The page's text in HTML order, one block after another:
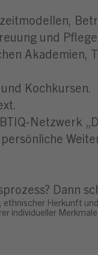
und
Akademien,
Kochkursen.
Netzwerk
Dann
ethnischer Herkunft
individueller